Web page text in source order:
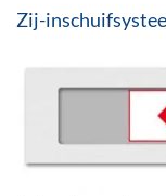
Zij-